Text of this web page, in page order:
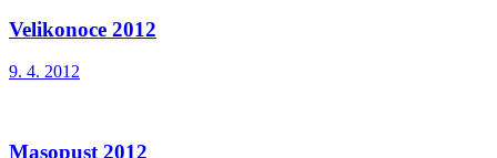
Velikonoce 2012
9. 4. 2012
Masopust 2012